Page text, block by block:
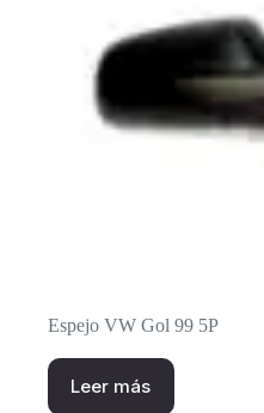
Espejo VW Gol 99 5P
Leer más